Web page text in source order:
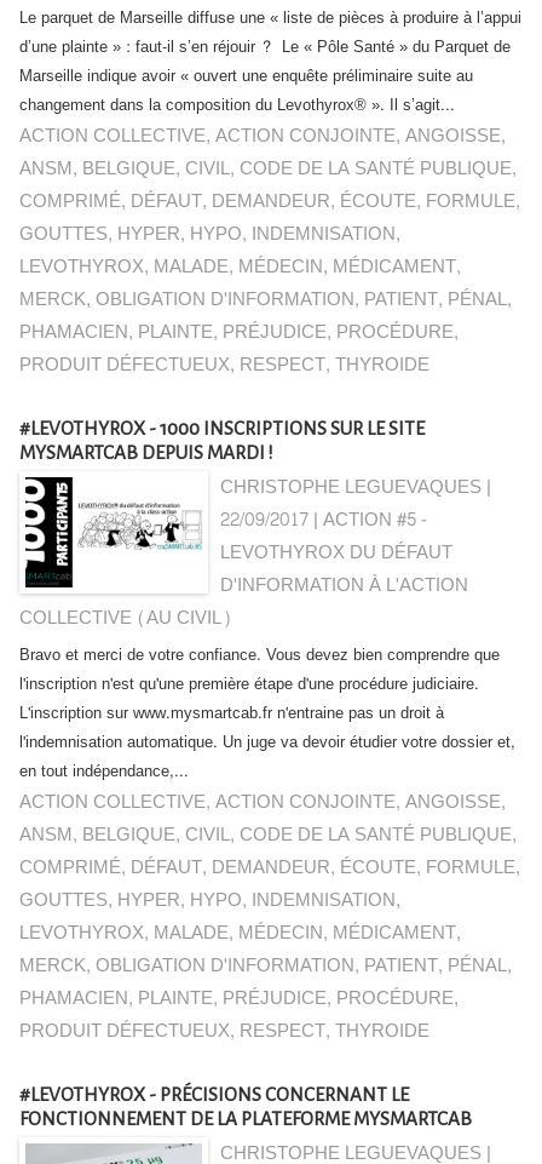
Le parquet de Marseille diffuse une « liste de pièces à produire à l’appui
d’une plainte » : faut-il s’en réjouir ? Le « Pôle Santé » du Parquet de
Marseille indique avoir « ouvert une enquête préliminaire suite au
changement dans la composition du Levothyrox® ». Il s’agit...
ACTION COLLECTIVE,ACTION CONJOINTE,ANGOISSE,
ANSM, BELGIQUE, CIVIL, CODE DE LA SANTÉ PUBLIQUE,
COMPRIMÉ, DÉFAUT, DEMANDEUR, ÉCOUTE, FORMULE,
GOUTTES, HYPER, HYPO, INDEMNISATION,
LEVOTHYROX, MALADE, MÉDECIN, MÉDICAMENT,
MERCK,OBLIGATION D'INFORMATION, PATIENT, PÉNAL,
PHAMACIEN, PLAINTE, PRÉJUDICE, PROCÉDURE,
PRODUIT DÉFECTUEUX, RESPECT,THYROIDE
#LEVOTHYROX - 1000 INSCRIPTIONS SUR LE SITE
MYSMARTCAB DEPUIS MARDI !
CHRISTOPHE LEGUEVAQUES |
22/09/2017|ACTION #5 -
LEVOTHYROX DU DÉFAUT
D'INFORMATION À L'ACTION
COLLECTIVE (AU CIVIL)
Bravo et merci de votre confiance. Vous devez bien comprendre que
l'inscription n'est qu'une première étape d'une procédure judiciaire.
L'inscription sur www.mysmartcab.fr n'entraine pas un droit à
l'indemnisation automatique. Un juge va devoir étudier votre dossier et,
en tout indépendance,...
ACTION COLLECTIVE,ACTION CONJOINTE,ANGOISSE,
ANSM, BELGIQUE, CIVIL, CODE DE LA SANTÉ PUBLIQUE,
COMPRIMÉ, DÉFAUT, DEMANDEUR, ÉCOUTE, FORMULE,
GOUTTES, HYPER, HYPO, INDEMNISATION,
LEVOTHYROX, MALADE, MÉDECIN, MÉDICAMENT,
MERCK,OBLIGATION D'INFORMATION, PATIENT, PÉNAL,
PHAMACIEN, PLAINTE, PRÉJUDICE, PROCÉDURE,
PRODUIT DÉFECTUEUX, RESPECT,THYROIDE
#LEVOTHYROX - PRÉCISIONS CONCERNANT LE
FONCTIONNEMENT DE LA PLATEFORME MYSMARTCAB
CHRISTOPHE LEGUEVAQUES |